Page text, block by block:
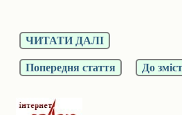
ЧИТАТИ ДАЛІ
Попередня стаття До